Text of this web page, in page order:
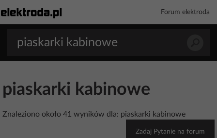
Forum elektroda
piaskarki kabinowe
Znaleziono około 41 wyników dla: piaskarki kabinowe
Zadaj Pytanie na forum